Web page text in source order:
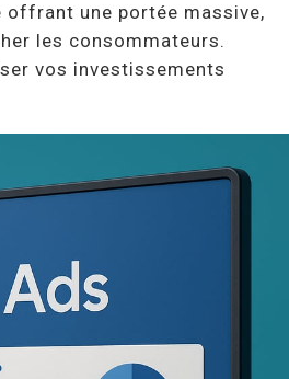
offrant une portée massive,
les consommateurs.
vos investissements